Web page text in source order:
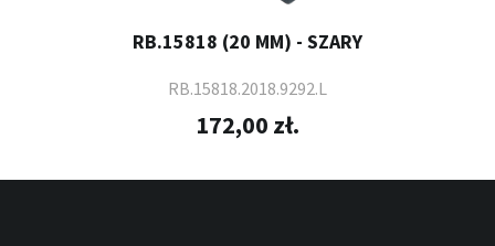
RB.15818 (20 MM) - SZARY
RB.15818.2018.9292.L
172,00 zł.